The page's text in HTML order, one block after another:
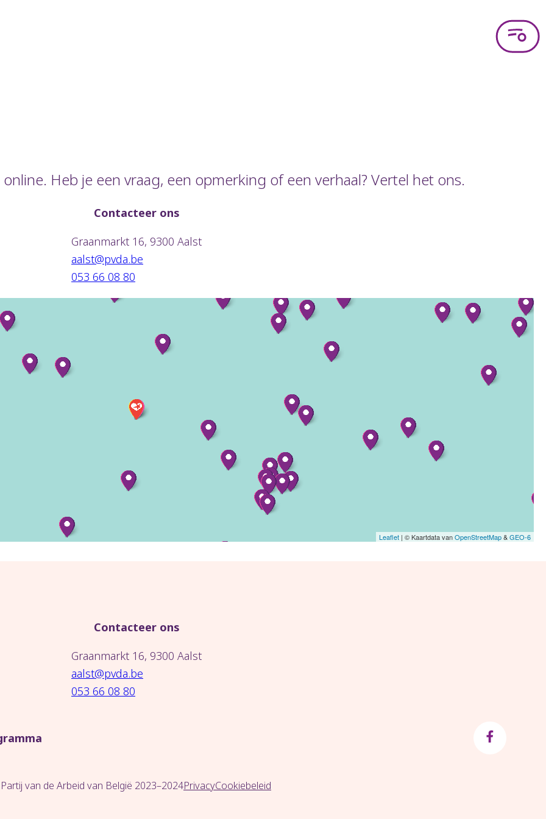
Heb je een vraag, een opmerking of een verhaal? Vertel het ons.
Contacteer ons
Graanmarkt 16, 9300 Aalst
aalst@pvda.be
053 66 08 80
Leaflet | © Kaartdata vanOpenStreetMap&GEO-6
Contacteer ons
Graanmarkt 16, 9300 Aalst
aalst@pvda.be
053 66 08 80
van de Arbeid van België 2023–2024PrivacyCookiebeleid